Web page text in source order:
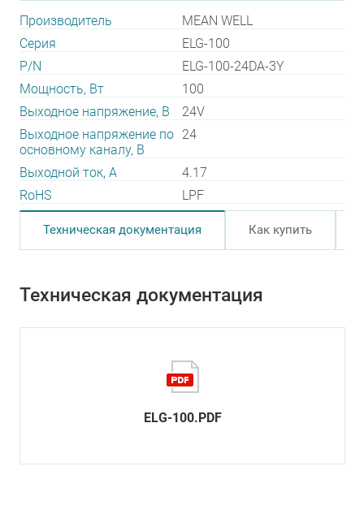
Производитель
MEAN WELL
Серия
ELG-100
P/N
ELG-100-24DA-3Y
Мощность, Вт
100
Выходное напряжение, В
24V
Выходное напряжение по
основному каналу, В
24
Выходной ток, А
4.17
RoHS
LPF
Техническая документация Как купить
Техническая документация
ELG-100.PDF